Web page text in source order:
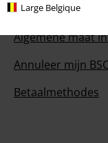
Large Belgique
Retourneer item
Algemene maat
Annuleer mijn
Betaalmethodes